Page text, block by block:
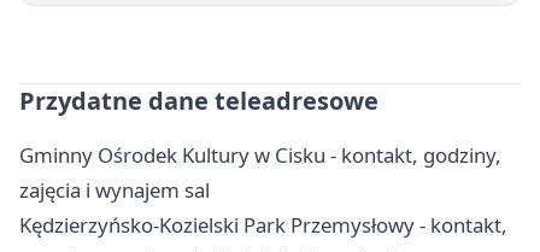
Przydatne dane teleadresowe
Gminny Ośrodek Kultury w Cisku - kontakt, godziny,
zajęcia i wynajem sal
Kędzierzyńsko-Kozielski Park Przemysłowy - kontakt,